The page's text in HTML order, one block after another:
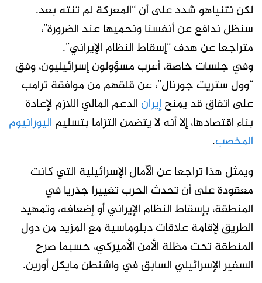
لكن نتنياهو شدد على أن “المعركة لم تنته بعد.
سنظل ندافع عن أنفسنا ونحميها عند الضرورة”،
متراجعا عن هدف “إسقاط النظام الإيراني”.
وفي جلسات خاصة، أعرب مسؤولون إسرائيليون، وفق
“وول ستريت جورنال”، عن قلقهم من موافقة ترامب
على اتفاق قد يمنحإيران الدعم المالي اللازم لإعادة
بناء اقتصادها، إلا أنه لا يتضمن التزاما بتسليم اليورانيوم
المخصب.
ويمثل هذا تراجعا عن الآمال الإسرائيلية التي كانت
معقودة على أن تحدث الحرب تغييرا جذريا في
المنطقة، بإسقاط النظام الإيراني أو إضعافه، وتمهيد
الطريق لإقامة علاقات دبلوماسية مع المزيد من دول
المنطقة تحت مظلة الأمن الأميركي، حسبما صرح
السفير الإسرائيلي السابق في واشنطن مايكل أورين.